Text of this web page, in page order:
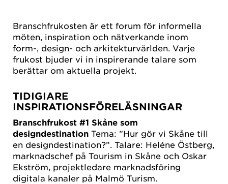
Branschfrukosten är ett forum för informella
möten, inspiration och nätverkande inom
form-, design- och arkitekturvärlden. Varje
frukost bjuder vi in inspirerande talare som
berättar om aktuella projekt.
TIDIGIARE
INSPIRATIONSFÖRELÄSNINGAR
Branschfrukost #1 Skåne som
designdestination Tema: ”Hur gör vi Skåne till
en designdestination?”. Talare: Heléne Östberg,
marknadschef på Tourism in Skåne och Oskar
Ekström, projektledare marknadsföring
digitala kanaler på Malmö Turism.